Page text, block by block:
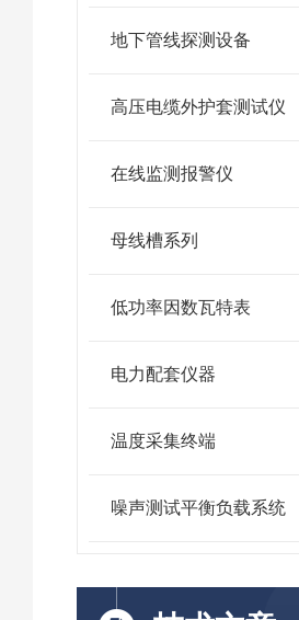
地下管线探测设备
高压电缆外护套测试仪
在线监测报警仪
母线槽系列
低功率因数瓦特表
电力配套仪器
温度采集终端
噪声测试平衡负载系统